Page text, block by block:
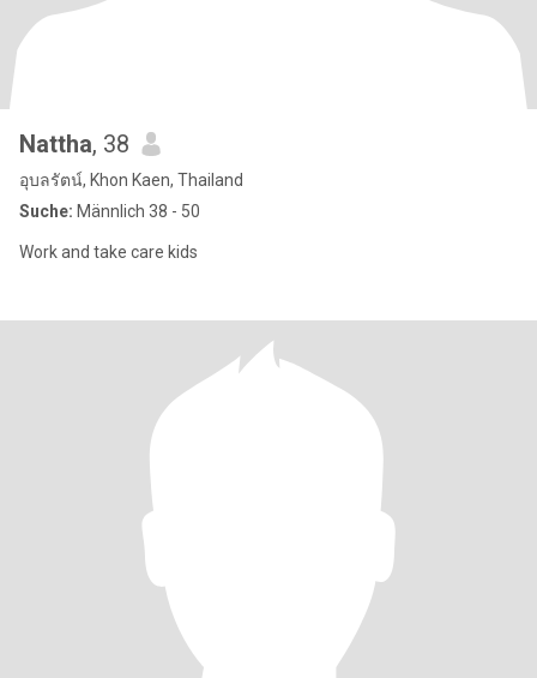
Nattha, 38
อุบลรัตน์, Khon Kaen, Thailand
Suche: Männlich 38 - 50
Work and take care kids